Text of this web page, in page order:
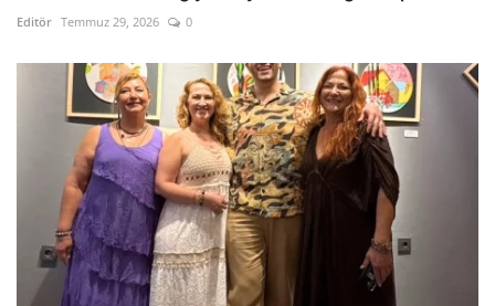
Editör Temmuz 29, 2026 0